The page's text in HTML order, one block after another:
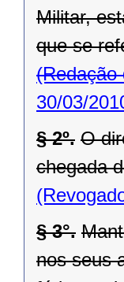
Militar,
que se
(Redação
30/03/
§ 2º. O
chegada
§ 3°.
nos seus